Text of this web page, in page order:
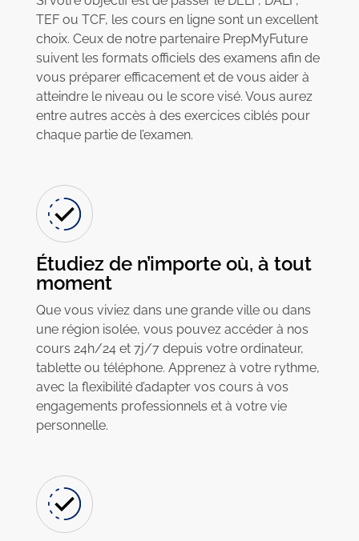
TEF ou TCF, les cours en ligne sont un excellent
choix. Ceux de notre partenaire PrepMyFuture
suivent les formats officiels des examens afin de
vous préparer efficacement et de vous aider à
atteindre le niveau ou le score visé. Vous aurez
entre autres accès à des exercices ciblés pour
chaque partie de l’examen.
Étudiez de n’importe où, à tout
moment
Que vous viviez dans une grande ville ou dans
une région isolée, vous pouvez accéder à nos
cours 24h/24 et 7j/7 depuis votre ordinateur,
tablette ou téléphone. Apprenez à votre rythme,
avec la flexibilité d’adapter vos cours à vos
engagements professionnels et à votre vie
personnelle.